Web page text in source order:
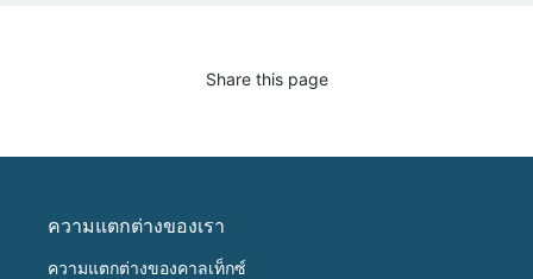
Share this page
ความแตกต่างของเรา
ความแตกต่างของคาลเท็กซ์